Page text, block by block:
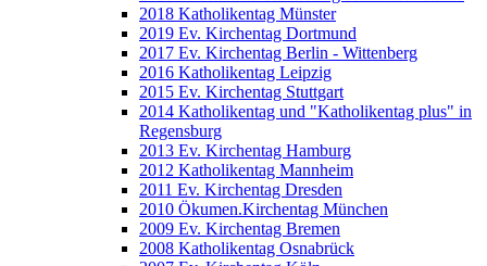
2018 Katholikentag Münster
2019 Ev. Kirchentag Dortmund
2017 Ev. Kirchentag Berlin - Wittenberg
2016 Katholikentag Leipzig
2015 Ev. Kirchentag Stuttgart
2014 Katholikentag und "Katholikentag plus" in
Regensburg
2013 Ev. Kirchentag Hamburg
2012 Katholikentag Mannheim
2011 Ev. Kirchentag Dresden
2010 Ökumen.Kirchentag München
2009 Ev. Kirchentag Bremen
2008 Katholikentag Osnabrück